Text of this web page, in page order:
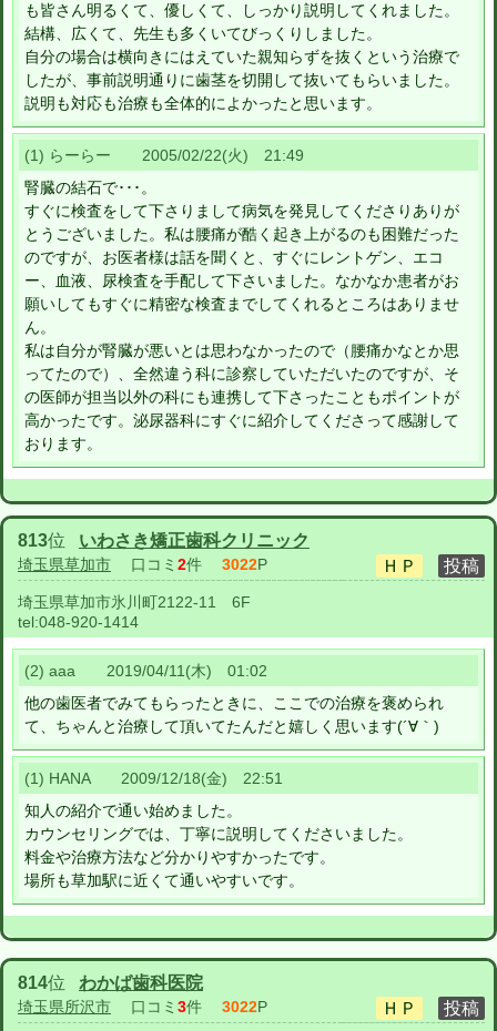
も皆さん明るくて、優しくて、しっかり説明してくれました。
結構、広くて、先生も多くいてびっくりしました。
自分の場合は横向きにはえていた親知らずを抜くという治療で
したが、事前説明通りに歯茎を切開して抜いてもらいました。
説明も対応も治療も全体的によかったと思います。
(1) らーらー 2005/02/22(火) 21:49
腎臓の結石で･･･。
すぐに検査をして下さりまして病気を発見してくださりありが
とうございました。私は腰痛が酷く起き上がるのも困難だった
のですが、お医者様は話を聞くと、すぐにレントゲン、エコ
ー、血液、尿検査を手配して下さいました。なかなか患者がお
願いしてもすぐに精密な検査までしてくれるところはありませ
ん。
私は自分が腎臓が悪いとは思わなかったので（腰痛かなとか思
ってたので）、全然違う科に診察していただいたのですが、そ
の医師が担当以外の科にも連携して下さったこともポイントが
高かったです。泌尿器科にすぐに紹介してくださって感謝して
おります。
813位 いわさき矯正歯科クリニック
埼玉県草加市 口コミ 2件 3022P
埼玉県草加市氷川町2122-11 6F
tel:048-920-1414
(2) aaa 2019/04/11(木) 01:02
他の歯医者でみてもらったときに、ここでの治療を褒められ
て、ちゃんと治療して頂いてたんだと嬉しく思います(´∀｀)
(1) HANA 2009/12/18(金) 22:51
知人の紹介で通い始めました。
カウンセリングでは、丁寧に説明してくださいました。
料金や治療方法など分かりやすかったです。
場所も草加駅に近くて通いやすいです。
814位 わかば歯科医院
埼玉県所沢市 口コミ 3件 3022P